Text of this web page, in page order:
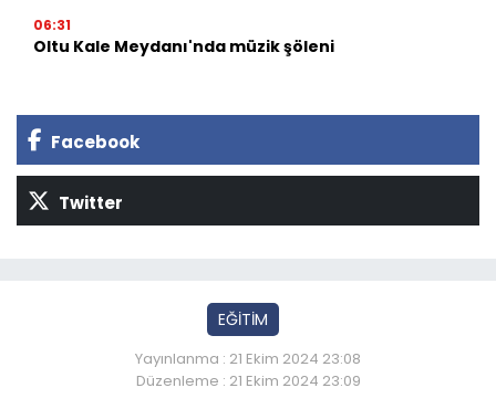
06:31
Oltu Kale Meydanı'nda müzik şöleni
Facebook
Twitter
EĞİTİM
Yayınlanma : 21 Ekim 2024 23:08
Düzenleme : 21 Ekim 2024 23:09